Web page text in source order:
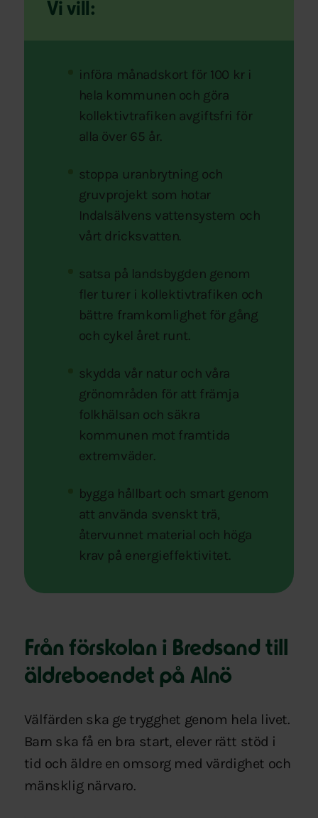
Vi vill:
införa månadskort för 100 kr i
hela kommunen och göra
kollektivtrafiken avgiftsfri för
alla över 65 år.
stoppa uranbrytning och
gruvprojekt som hotar
Indalsälvens vattensystem och
vårt dricksvatten.
satsa på landsbygden genom
fler turer i kollektivtrafiken och
bättre framkomlighet för gång
och cykel året runt.
skydda vår natur och våra
grönområden för att främja
folkhälsan och säkra
kommunen mot framtida
extremväder.
bygga hållbart och smart genom
att använda svenskt trä,
återvunnet material och höga
krav på energieffektivitet.
Från förskolan i Bredsand till
äldreboendet på Alnö
Välfärden ska ge trygghet genom hela livet.
Barn ska få en bra start, elever rätt stöd i
tid och äldre en omsorg med värdighet och
mänsklig närvaro.